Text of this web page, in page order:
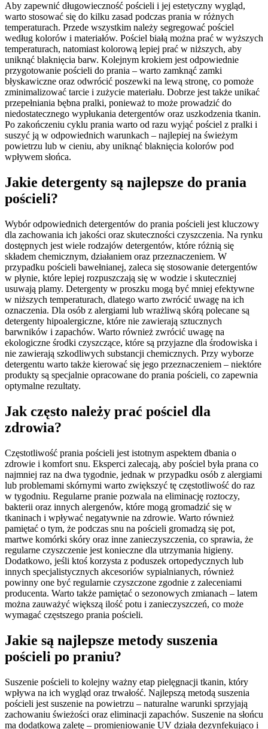
Aby zapewnić długowieczność pościeli i jej estetyczny wygląd,
warto stosować się do kilku zasad podczas prania w różnych
temperaturach. Przede wszystkim należy segregować pościel
według kolorów i materiałów. Pościel białą można prać w wyższych
temperaturach, natomiast kolorową lepiej prać w niższych, aby
uniknąć blaknięcia barw. Kolejnym krokiem jest odpowiednie
przygotowanie pościeli do prania – warto zamknąć zamki
błyskawiczne oraz odwrócić poszewki na lewą stronę, co pomoże
zminimalizować tarcie i zużycie materiału. Dobrze jest także unikać
przepełniania bębna pralki, ponieważ to może prowadzić do
niedostatecznego wypłukania detergentów oraz uszkodzenia tkanin.
Po zakończeniu cyklu prania warto od razu wyjąć pościel z pralki i
suszyć ją w odpowiednich warunkach – najlepiej na świeżym
powietrzu lub w cieniu, aby uniknąć blaknięcia kolorów pod
wpływem słońca.
Jakie detergenty są najlepsze do prania
pościeli?
Wybór odpowiednich detergentów do prania pościeli jest kluczowy
dla zachowania ich jakości oraz skuteczności czyszczenia. Na rynku
dostępnych jest wiele rodzajów detergentów, które różnią się
składem chemicznym, działaniem oraz przeznaczeniem. W
przypadku pościeli bawełnianej, zaleca się stosowanie detergentów
w płynie, które lepiej rozpuszczają się w wodzie i skuteczniej
usuwają plamy. Detergenty w proszku mogą być mniej efektywne
w niższych temperaturach, dlatego warto zwrócić uwagę na ich
oznaczenia. Dla osób z alergiami lub wrażliwą skórą polecane są
detergenty hipoalergiczne, które nie zawierają sztucznych
barwników i zapachów. Warto również zwrócić uwagę na
ekologiczne środki czyszczące, które są przyjazne dla środowiska i
nie zawierają szkodliwych substancji chemicznych. Przy wyborze
detergentu warto także kierować się jego przeznaczeniem – niektóre
produkty są specjalnie opracowane do prania pościeli, co zapewnia
optymalne rezultaty.
Jak często należy prać pościel dla
zdrowia?
Częstotliwość prania pościeli jest istotnym aspektem dbania o
zdrowie i komfort snu. Eksperci zalecają, aby pościel była prana co
najmniej raz na dwa tygodnie, jednak w przypadku osób z alergiami
lub problemami skórnymi warto zwiększyć tę częstotliwość do raz
w tygodniu. Regularne pranie pozwala na eliminację roztoczy,
bakterii oraz innych alergenów, które mogą gromadzić się w
tkaninach i wpływać negatywnie na zdrowie. Warto również
pamiętać o tym, że podczas snu na pościeli gromadzą się pot,
martwe komórki skóry oraz inne zanieczyszczenia, co sprawia, że
regularne czyszczenie jest konieczne dla utrzymania higieny.
Dodatkowo, jeśli ktoś korzysta z poduszek ortopedycznych lub
innych specjalistycznych akcesoriów sypialnianych, również
powinny one być regularnie czyszczone zgodnie z zaleceniami
producenta. Warto także pamiętać o sezonowych zmianach – latem
można zauważyć większą ilość potu i zanieczyszczeń, co może
wymagać częstszego prania pościeli.
Jakie są najlepsze metody suszenia
pościeli po praniu?
Suszenie pościeli to kolejny ważny etap pielęgnacji tkanin, który
wpływa na ich wygląd oraz trwałość. Najlepszą metodą suszenia
pościeli jest suszenie na powietrzu – naturalne warunki sprzyjają
zachowaniu świeżości oraz eliminacji zapachów. Suszenie na słońcu
ma dodatkową zaletę – promieniowanie UV działa dezynfekująco i